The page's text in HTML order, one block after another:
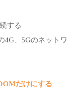
する
、5Gのネットワ
だけにする